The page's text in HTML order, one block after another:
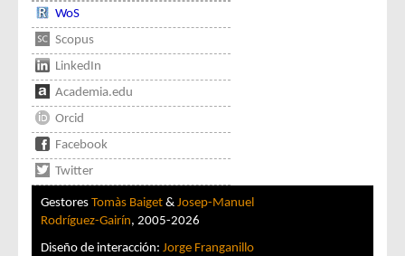
WoS
Scopus
LinkedIn
Academia.edu
Orcid
Facebook
Twitter
Gestores Tomàs Baiget & Josep-Manuel
Rodríguez-Gairín, 2005-2026
Diseño de interacción: Jorge Franganillo